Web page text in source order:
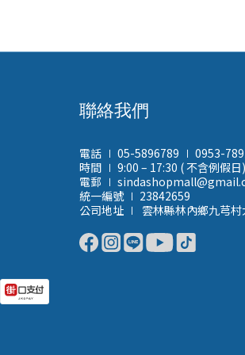
聯絡我們
電話 ∣ 05-5896789 ∣ 0953-
時間 ∣ 9:00 – 17:30 ( 不含例假日)
電郵 ∣
統一編號 ∣ 23842659
公司地址 ∣ 雲林縣林內鄉九芎村